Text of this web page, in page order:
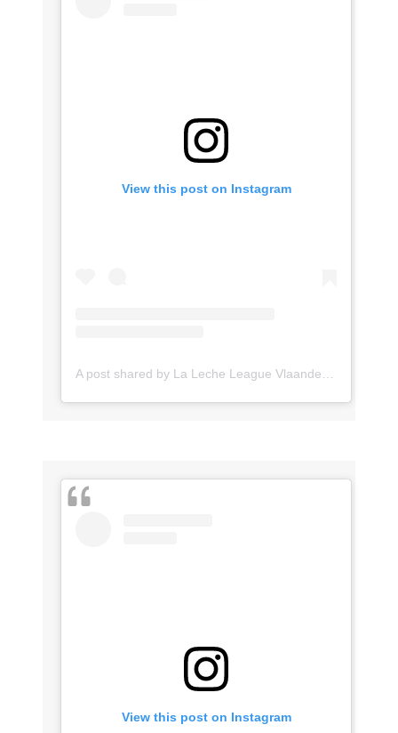
View this post on Instagram
View this post on Instagram